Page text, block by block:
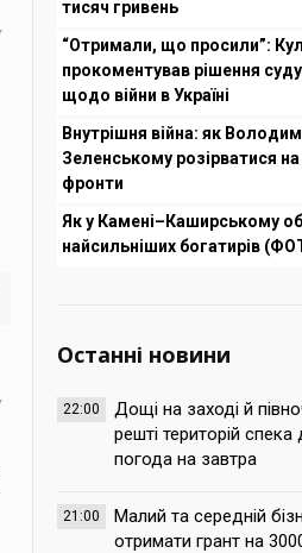
тисяч гривень
“Отримали, що просили”:
прокоментував рішення суду
щодо війни в Україні
Внутрішня війна: як
Зеленському розірватися на
фронти
Як у Камені–Каширському
найсильніших богатирів
Останні новини
22:00
Дощі на заході й
решті територій спека
погода на завтра
21:00
Малий та середній
отримати грант на